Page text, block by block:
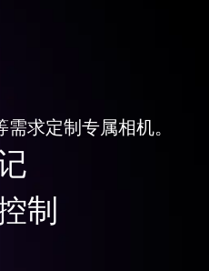
求定制专属相机。
制